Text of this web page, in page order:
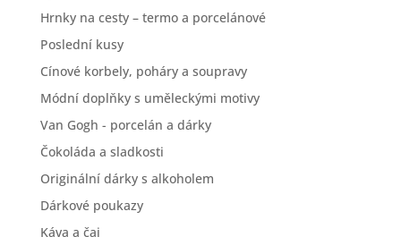
Hrnky na cesty – termo a porcelánové
Poslední kusy
Cínové korbely, poháry a soupravy
Módní doplňky s uměleckými motivy
Van Gogh - porcelán a dárky
Čokoláda a sladkosti
Originální dárky s alkoholem
Dárkové poukazy
Káva a čaj